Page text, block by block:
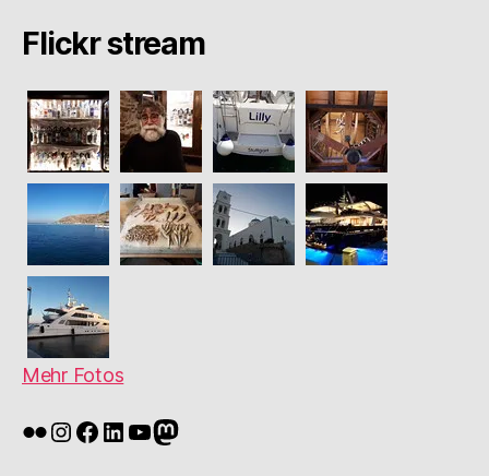
Flickr stream
Mehr Fotos
Flickr
Instagram
Facebook
LinkedIn
YouTube
Mastodon